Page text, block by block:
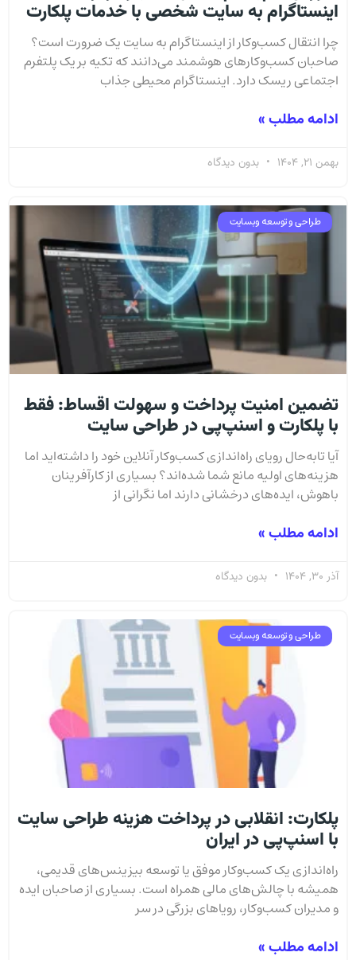
اینستاگرام به سایت شخصی با خدمات پلکارت
چرا انتقال کسب‌وکار از اینستاگرام به سایت یک ضرورت است؟
صاحبان کسب‌وکارهای هوشمند می‌دانند که تکیه بر یک پلتفرم
اجتماعی ریسک دارد. اینستاگرام محیطی جذاب
ادامه مطلب »
بهمن 21, 1404 بدون دیدگاه
طراحی و توسعه وبسایت
تضمین امنیت پرداخت و سهولت اقساط: فقط
با پلکارت و اسنپ‌پی در طراحی سایت
آیا تا‌به‌حال رویای راه‌اندازی کسب‌وکار آنلاین خود را داشته‌اید اما
هزینه‌های اولیه مانع شما شده‌اند؟ بسیاری از کارآفرینان
باهوش، ایده‌های درخشانی دارند اما نگرانی از
ادامه مطلب »
آذر 30, 1404 بدون دیدگاه
طراحی و توسعه وبسایت
پلکارت: انقلابی در پرداخت هزینه طراحی سایت
با اسنپ‌پی در ایران
راه‌اندازی یک کسب‌وکار موفق یا توسعه بیزینس‌های قدیمی،
همیشه با چالش‌های مالی همراه است. بسیاری از صاحبان ایده
و مدیران کسب‌وکار، رویاهای بزرگی در سر
ادامه مطلب »